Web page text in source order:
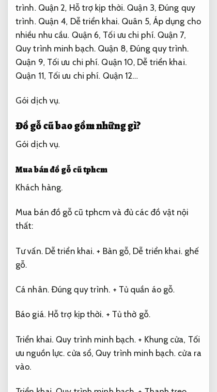
trình. Quận 2, Hỗ trợ kịp thời. Quận 3,Đúng quy
trình. Quận 4, Dễ triển khai. Quân 5, Áp dụng cho
nhiều nhu cầu. Quận 6, Tối ưu chi phí. Quận 7,
Quy trình minh bạch. Quận 8, Đúng quy trình.
Quận 9, Tối ưu chi phí. Quận 10, Dễ triển khai.
Quận 11, Tối ưu chi phí. Quận 12…
Gói dịch vụ.
Đồ gỗ cũ bao gồm những gì?
Gói dịch vụ.
Mua bán đồ gỗ cũ tphcm
Khách hàng.
Mua bán đồ gỗ cũ tphcm và đủ các đồ vật nội
thất:
Tư vấn. Dễ triển khai. + Bàn gỗ, Dễ triển khai. ghế
gỗ.
Cá nhân. Đúng quy trình. + Tủ quần áo gỗ.
Báo giá. Hỗ trợ kịp thời. + Tủ thờ gỗ.
Triển khai. Quy trình minh bạch. + Khung cửa, Tối
ưu nguồn lực. cửa sổ, Quy trình minh bạch. cửa ra
vào.